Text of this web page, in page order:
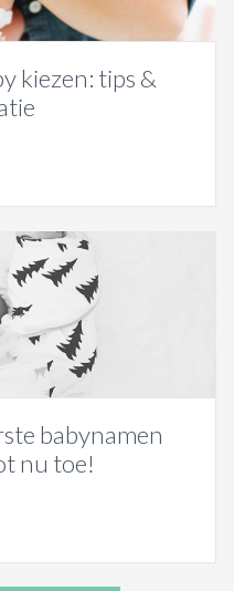
kiezen: tips &
babynamen
nu toe!